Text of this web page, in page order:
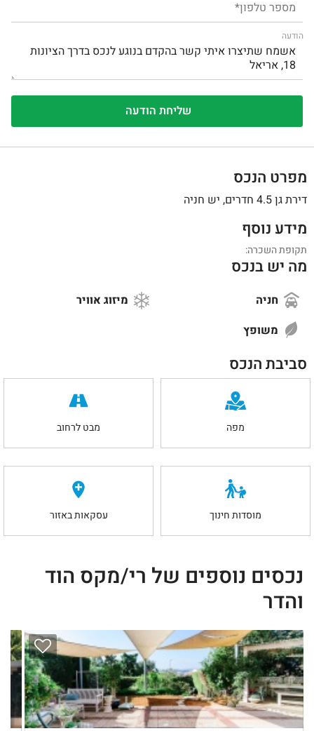
הודעה
1/0
מפרט הנכס
דירת גן 4.5 חדרים, יש חניה
מידע נוסף
תקופת השכרה:
מה יש בנכס
חניה
מיזוג אוויר
משופץ
סביבת הנכס
מפה מבט לרחוב
מוסדות חינוך עסקאות באזור
נכסים נוספים של רי/מקס הוד
והדר